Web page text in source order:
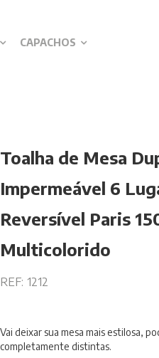
CAPACHOS
Toalha de Mesa
Impermeável 6
Reversível Paris
Multicolorido
REF: 1212
Vai deixar sua mesa mais estilosa,
completamente distintas.